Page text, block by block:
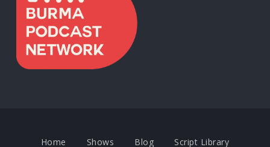
Home Shows Blog Script Library